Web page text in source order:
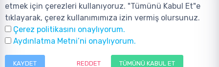
©2026, Tüm Hakları ANIL TELEKOMÜNİKASYON GÜVENLİK VE BİLİŞİM
SİSTEMLERİ SAN. TİC. LTD. ŞTİ. aittir.Tasarım ve Yazılım:
Tasarım Yazılım ve Teknoloji
etmek için çerezleri kullanıyoruz. "Tümünü Kabul Et"e
tıklayarak, çerez kullanımımıza izin vermiş olursunuz.
Çerez politikasını onaylıyorum.
Aydınlatma Metni’ni onaylıyorum.
KAYDET REDDET TÜMÜNÜ KABUL ET